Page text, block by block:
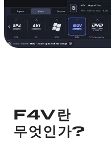
F4V란
무엇인가?